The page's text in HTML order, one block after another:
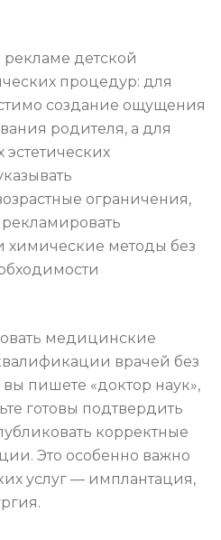
детской
процедур: для
создание ощущения
родителя, а для
ограничения,
химические методы без
медицинские
врачей без
пишете «доктор наук»,
готовы подтвердить
корректные
Это особенно важно
услуг — имплантация,